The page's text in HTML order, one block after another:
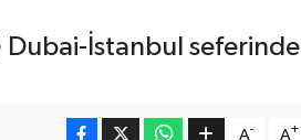
Dubai-İstanbul seferinde
A- A+